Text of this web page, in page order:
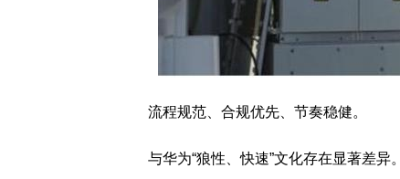
流程规范、合规优先、节奏稳健。
与华为“狼性、快速”文化存在显著差异。